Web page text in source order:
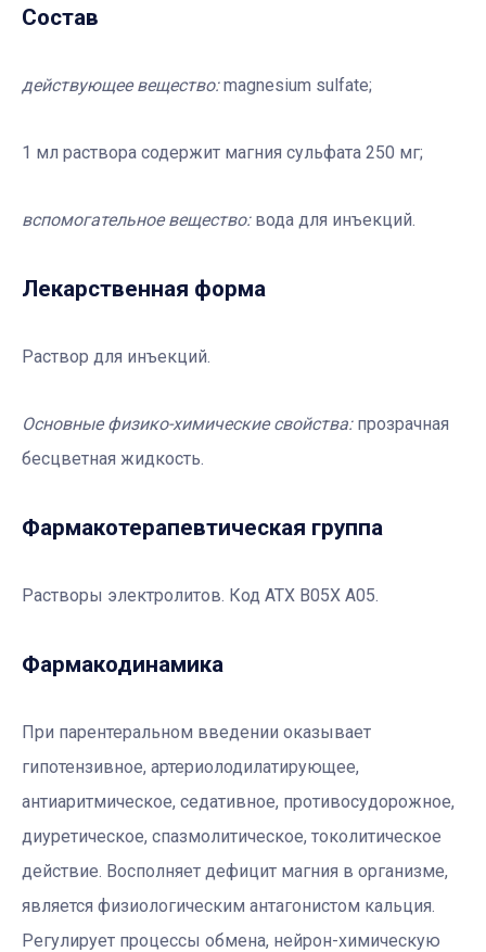
Состав
действующее вещество:magnesium sulfate;
1 мл раствора содержит магния сульфата 250 мг;
вспомогательное вещество:вода для инъекций.
Лекарственная форма
Раствор для инъекций.
Основные физико-химические свойства:прозрачная
бесцветная жидкость.
Фармакотерапевтичеcкая группа
Растворы электролитов. Код АТХ В05Х А05.
Фармакодинамика
При парентеральном введении оказывает
гипотензивное, артериолодилатирующее,
антиаритмическое, седативное, противосудорожное,
диуретическое, спазмолитическое, токолитическое
действие. Восполняет дефицит магния в организме,
является физиологическим антагонистом кальция.
Регулирует процессы обмена, нейрон-химическую